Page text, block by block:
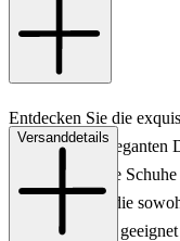
Entdecken Sie die
die mit ihrem eleganten
überzeugen. Die
Silhouette aus, die
stilvollen Alltag
Versanddetails